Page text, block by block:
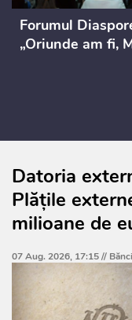
Forumul
„Oriunde am fi,
Datoria
Plățile
milioane de
07 Aug. 2026, 17:15 //